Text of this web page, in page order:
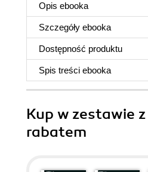
Opis ebooka
Szczegóły ebooka
Dostępność produktu
Spis treści ebooka
Kup w zestawie
rabatem